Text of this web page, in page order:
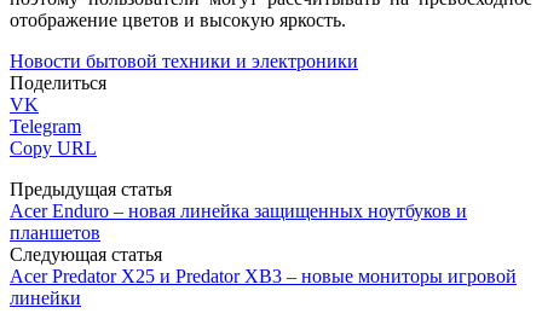
отображение цветов и высокую яркость.
Новости бытовой техники и электроники
Поделиться
VK
Telegram
Copy URL
Предыдущая статья
Acer Enduro – новая линейка защищенных ноутбуков и
планшетов
Следующая статья
Acer Predator X25 и Predator XB3 – новые мониторы игровой
линейки